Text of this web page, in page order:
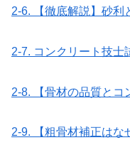
2-6. 【徹底解説】砂利
2-7. コンクリート技士
2-8. 【骨材の品質とコ
2-9. 【粗骨材補正はな